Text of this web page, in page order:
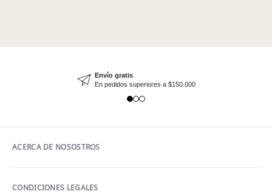
Envío gratis
En pedidos superiores a $150.000
ACERCA DE NOSOSTROS
CONDICIONES LEGALES